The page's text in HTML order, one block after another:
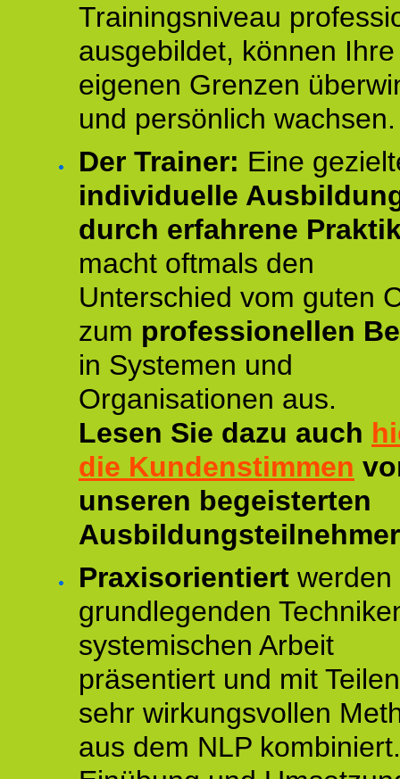
Trainingsniveau
ausgebildet, können Ihre
eigenen Grenzen
und persönlich wachsen.
Der Trainer: Eine
individuelle
durch erfahrene
macht oftmals den
Unterschied vom guten
zum professionellen
in Systemen und
Organisationen aus.
Lesen Sie dazu auch
die Kundenstimmen
unseren begeisterten
Praxisorientiert werden
grundlegenden
systemischen Arbeit
präsentiert und mit
sehr wirkungsvollen
aus dem NLP